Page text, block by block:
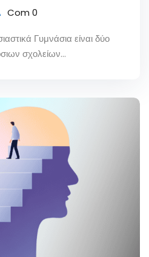
Com 0
Γυμνάσια είναι δύο
σχολείων...